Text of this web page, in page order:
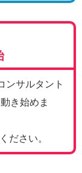
ンサルタント
き始めま
ださい。